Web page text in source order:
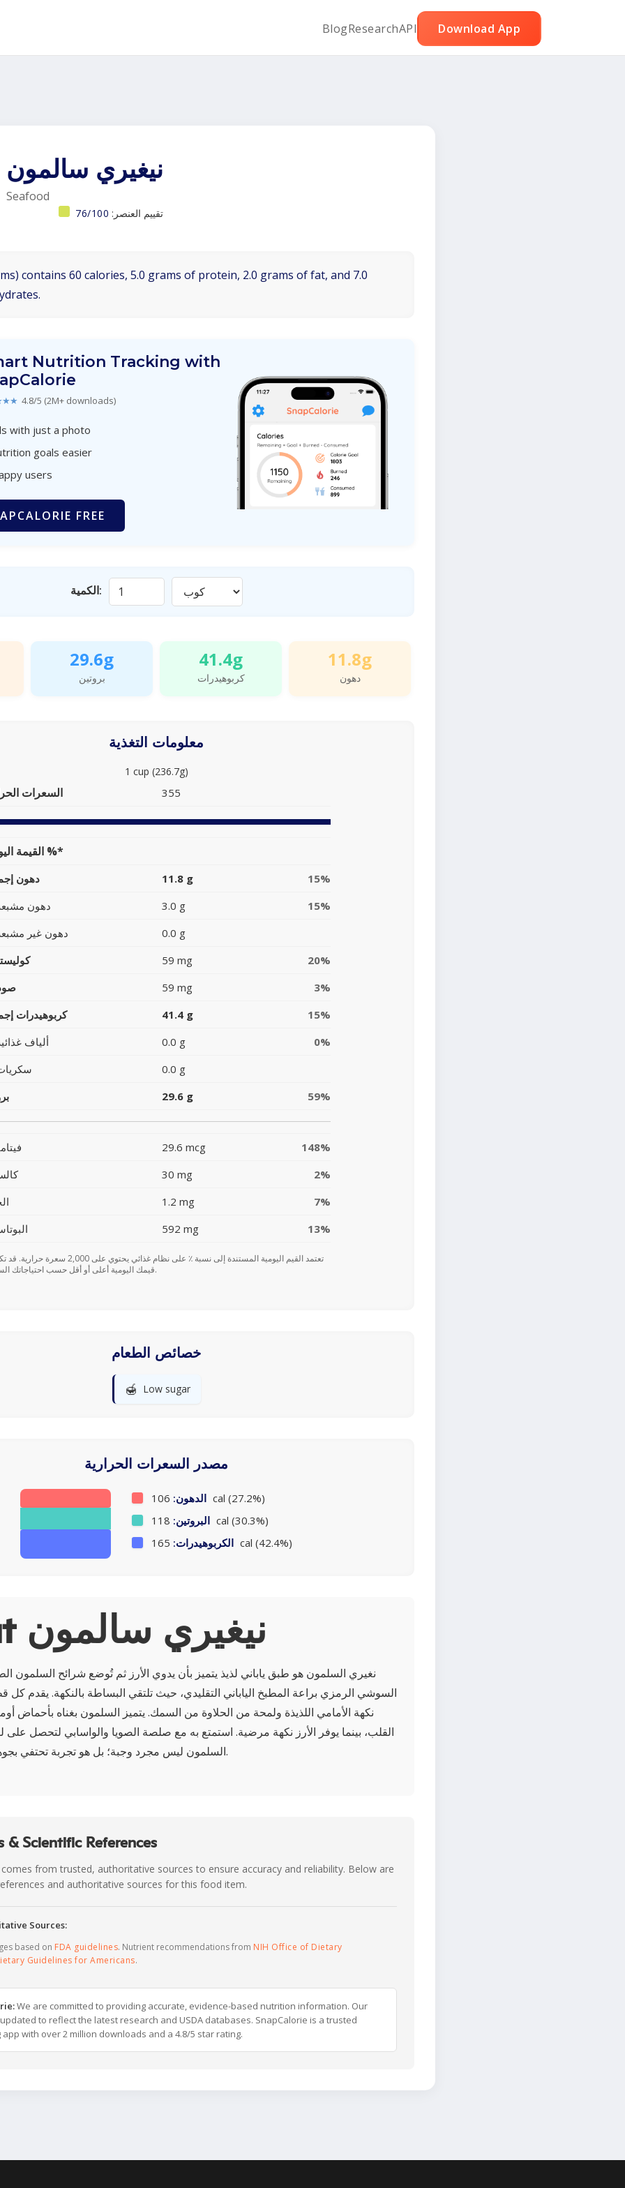
BlogResearchAPI Download App
نيغيري سالمون
Seafood
تقييم العنصر: 76/100
contains 60 calories, 5.0 grams of protein, 2.0 grams of fat, and 7.0
Nutrition Tracking with
4.8/5 (2M+ downloads)
with just a photo
goals easier
users
FREE
الكمية:
29.6g
بروتين
41.4g
كربوهيدرات
11.8g
دهون
معلومات التغذية
1 cup (236.7g)
السعرات 355
القيمة اليومية %*
دهون 11.8 g
15%
دهون
3.0 g
15%
دهون غير
0.0 g
59 mg
20%
59 mg
3%
كربوهيدرات
41.4 g
15%
ألياف
0.0 g
0%
0.0 g
29.6 g 59%
29.6 mcg
148%
30 mg
2%
1.2 mg
7%
592 mg 13%
قيمك اليومية أعلى أو أقل حسب احتياجاتك السعرية.
خصائص الطعام
🍯 Low sugar
مصدر السعرات الحرارية
الدهون: 106 cal (27.2%)
البروتين: 118 cal (30.3%)
الكربوهيدرات: 165 cal (42.4%)
About نيغيري سالمون
نغيري السلمون هو طبق ياباني لذيذ يتميز بأن يدوي الأرز ثم تُوضع شرائح السلمون
السوشي الرمزي براعة المطبخ الياباني التقليدي، حيث تلتقي البساطة بالنكهة. يقدم كل
القلب، بينما يوفر الأرز نكهة مرضية. استمتع به مع صلصة الصويا والواسابي لتحصل
السلمون ليس مجرد وجبة؛ بل هو تجربة تحتفي بجوهر العناصر الطازجة.
& Scientific References
from trusted, authoritative sources to ensure accuracy and reliability. Below are
and authoritative sources for this food item.
Sources:
based on FDA guidelines. Nutrient recommendations from NIH Office of Dietary
Guidelines for Americans.
We are committed to providing accurate, evidence-based nutrition information. Our
to reflect the latest research and USDA databases. SnapCalorie is a trusted
with over 2 million downloads and a 4.8/5 star rating.